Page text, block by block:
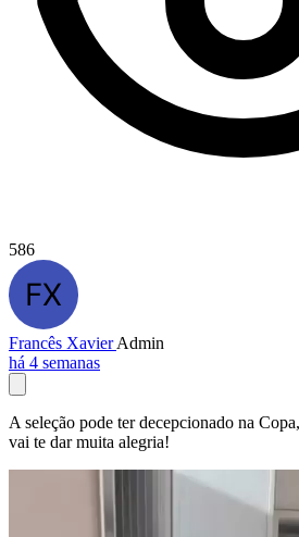
586
Francês XavierAdmin
há 4 semanas
A seleção pode ter decepcionado na
vai te dar muita alegria!